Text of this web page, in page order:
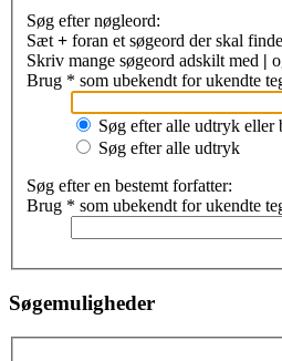
Søg efter nøgleord:
Sæt + foran et søgeord der skal
Skriv mange søgeord adskilt med |
Brug * som ubekendt for ukendte
Søg efter alle udtryk eller
Søg efter alle udtryk
Søg efter en bestemt forfatter:
Brug * som ubekendt for ukendte
Søgemuligheder